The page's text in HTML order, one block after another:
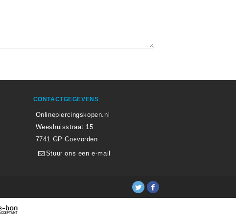
CONTACTGEGEVENS
Onlinepiercingskopen.nl
Weeshuisstraat 15
7741 GP Coevorden
Stuur ons een e-mail